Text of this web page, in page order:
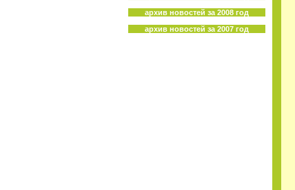
архив новостей за 2008 год
архив новостей за 2007 год